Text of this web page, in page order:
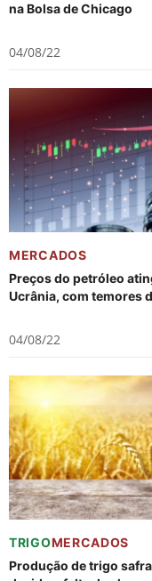
na Bolsa de Chicago
04/08/22
MERCADOS
Preços do petróleo
Ucrânia, com temores
04/08/22
TRIGOMERCADOS
Produção de trigo